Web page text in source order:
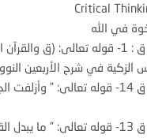
Critical
في الله
المجيد)
الزكية في شرح الأربعين
تفسير سورة ق 14- قوله تعالى: ”
تفسير سورة ق 13- قوله تعالى: ” ما